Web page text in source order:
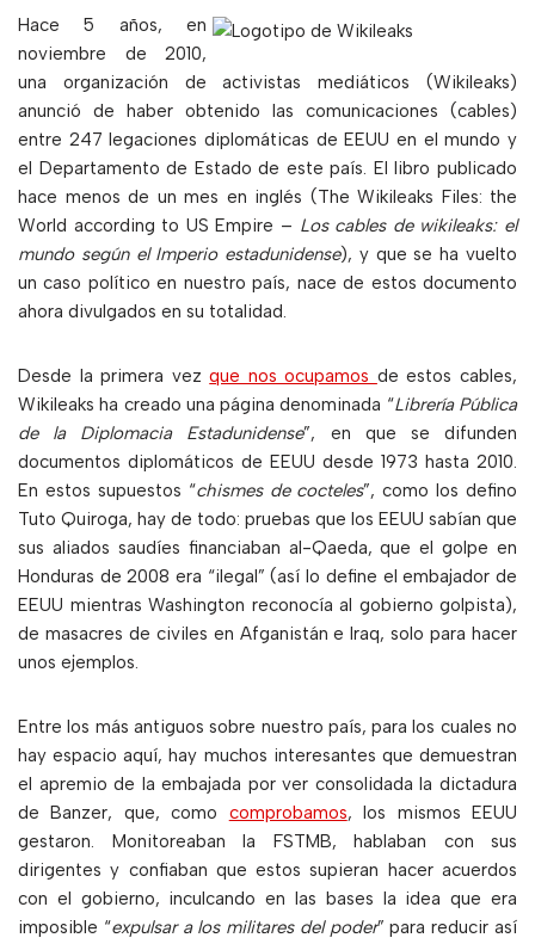
Hace 5 años, en
noviembre de 2010,
una organización de activistas mediáticos (Wikileaks)
anunció de haber obtenido las comunicaciones (cables)
entre 247 legaciones diplomáticas de EEUU en el mundo y
el Departamento de Estado de este país. El libro publicado
hace menos de un mes en inglés (The Wikileaks Files: the
World according to US Empire – Los cables de wikileaks: el
mundo según el Imperio estadunidense), y que se ha vuelto
un caso político en nuestro país, nace de estos documento
ahora divulgados en su totalidad.
Desde la primera vezque nos ocupamos de estos cables,
Wikileaks ha creado una página denominada “Librería Pública
de la Diplomacia Estadunidense”, en que se difunden
documentos diplomáticos de EEUU desde 1973 hasta 2010.
En estos supuestos “chismes de cocteles”, como los defino
Tuto Quiroga, hay de todo: pruebas que los EEUU sabían que
sus aliados saudíes financiaban al-Qaeda, que el golpe en
Honduras de 2008 era “ilegal” (así lo define el embajador de
EEUU mientras Washington reconocía al gobierno golpista),
de masacres de civiles en Afganistán e Iraq, solo para hacer
unos ejemplos.
Entre los más antiguos sobre nuestro país, para los cuales no
hay espacio aquí, hay muchos interesantes que demuestran
el apremio de la embajada por ver consolidada la dictadura
de Banzer, que, como comprobamos, los mismos EEUU
gestaron. Monitoreaban la FSTMB, hablaban con sus
dirigentes y confiaban que estos supieran hacer acuerdos
con el gobierno, inculcando en las bases la idea que era
imposible “expulsar a los militares del poder” para reducir así